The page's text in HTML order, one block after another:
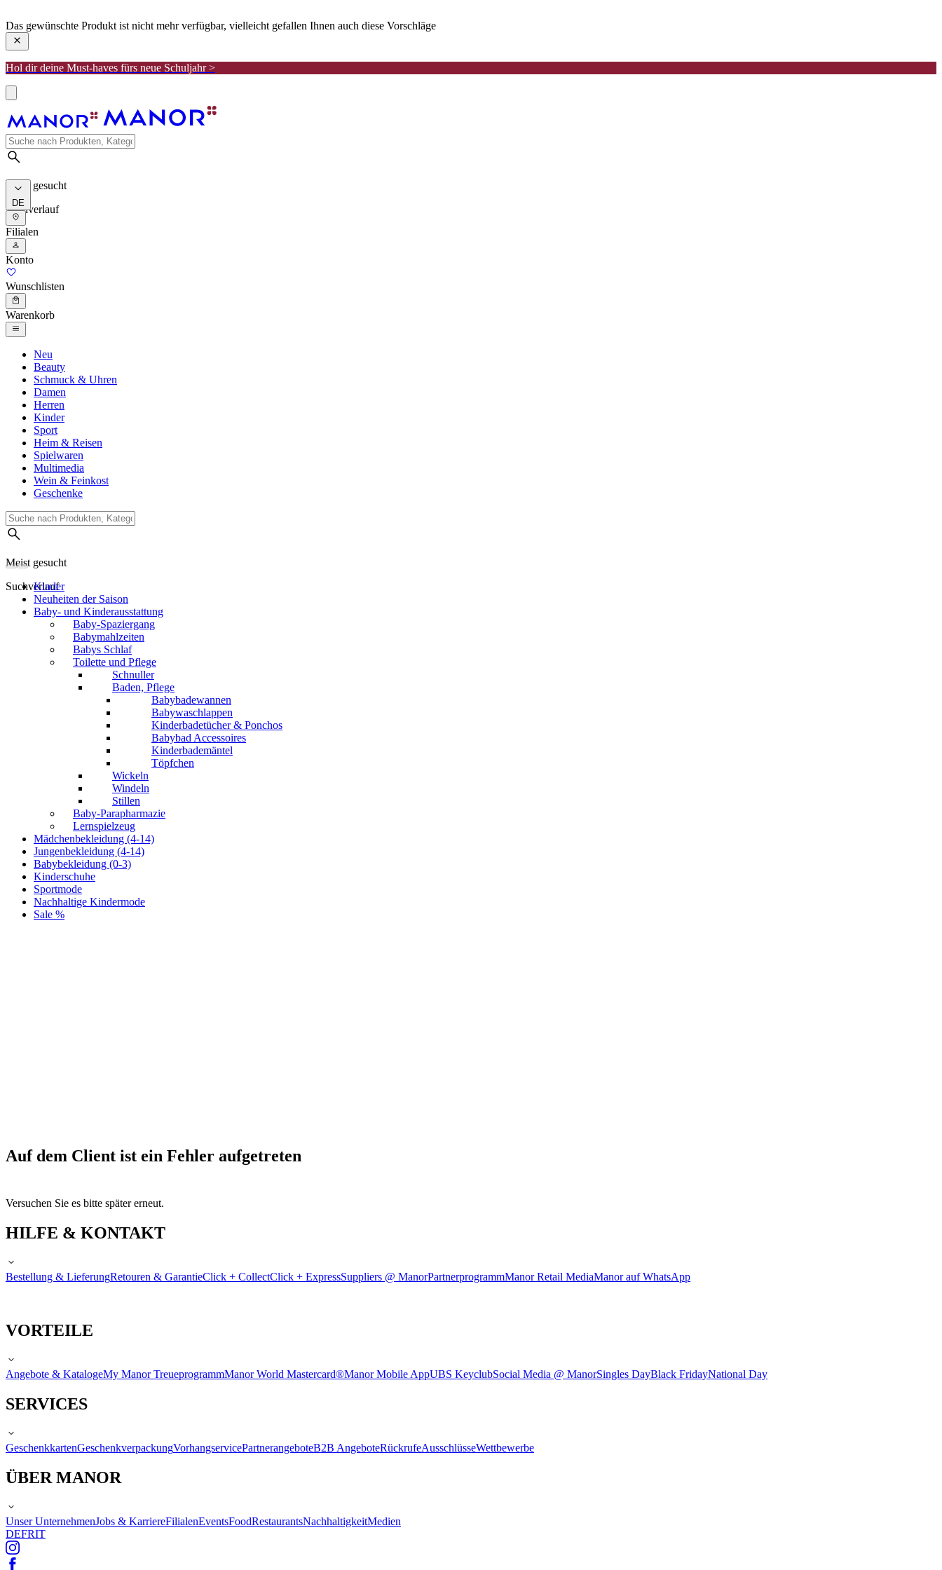
Das gewünschte Produkt ist nicht mehr verfügbar, vielleicht gefallen Ihnen auch diese Vorschläge
Hol dir deine Must-haves fürs neue Schuljahr >
Meist gesucht
Suchverlauf
DE
Filialen
Konto
Wunschlisten
Warenkorb
Neu
Beauty
Schmuck & Uhren
Damen
Herren
Kinder
Sport
Heim & Reisen
Spielwaren
Multimedia
Wein & Feinkost
Geschenke
Meist gesucht
Suchverlauf
Kinder
Neuheiten der Saison
Baby- und Kinderausstattung
Baby-Spaziergang
Babymahlzeiten
Babys Schlaf
Toilette und Pflege
Schnuller
Baden, Pflege
Babybadewannen
Babywaschlappen
Kinderbadetücher & Ponchos
Babybad Accessoires
Kinderbademäntel
Töpfchen
Wickeln
Windeln
Stillen
Baby-Parapharmazie
Lernspielzeug
Mädchenbekleidung (4-14)
Jungenbekleidung (4-14)
Babybekleidung (0-3)
Kinderschuhe
Sportmode
Nachhaltige Kindermode
Sale %
Auf dem Client ist ein Fehler aufgetreten
Versuchen Sie es bitte später erneut.
HILFE & KONTAKT
Bestellung & LieferungRetouren & GarantieClick + CollectClick + ExpressSuppliers @ ManorPartnerprogrammManor Retail MediaManor auf WhatsApp
VORTEILE
Angebote & KatalogeMy Manor TreueprogrammManor World Mastercard®Manor Mobile AppUBS KeyclubSocial Media @ ManorSingles DayBlack FridayNational Day
SERVICES
GeschenkkartenGeschenkverpackungVorhangservicePartnerangeboteB2B AngeboteRückrufeAusschlüsseWettbewerbe
ÜBER MANOR
Unser UnternehmenJobs & KarriereFilialenEventsFoodRestaurantsNachhaltigkeitMedien
DEFRIT